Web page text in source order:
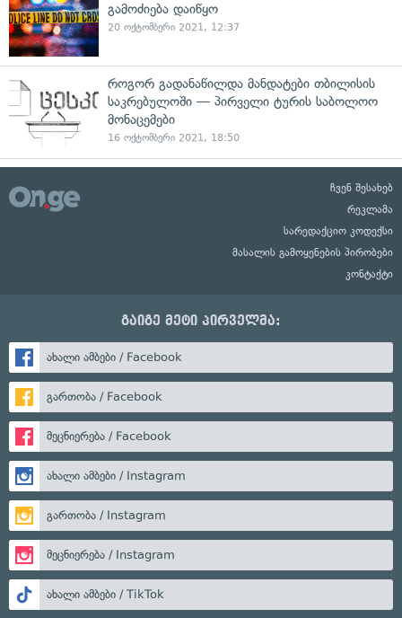
გამოძიება დაიწყო
20 ოქტომბერი 2021, 12:37
როგორ გადანაწილდა მანდატები თბილისის
საკრებულოში — პირველი ტურის საბოლოო
მონაცემები
16 ოქტომბერი 2021, 18:50
ჩვენ შესახებ
რეკლამა
სარედაქციო კოდექსი
მასალის გამოყენების პირობები
კონტაქტი
გაიგე მეტი პირველმა:
ახალი ამბები / Facebook
გართობა / Facebook
მეცნიერება / Facebook
ახალი ამბები / Instagram
გართობა / Instagram
მეცნიერება / Instagram
ახალი ამბები / TikTok